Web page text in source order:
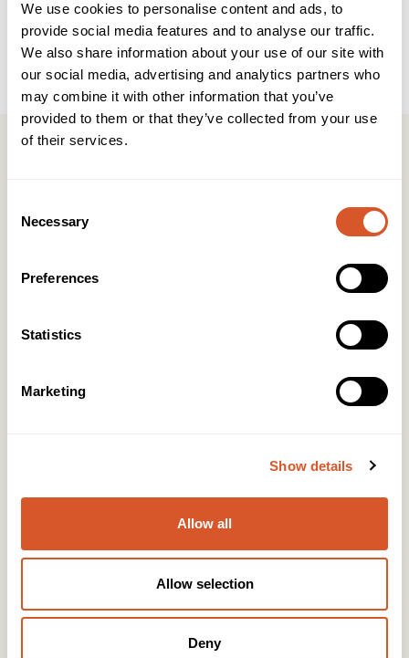
We use cookies to personalise content and ads, to
provide social media features and to analyse our traffic.
We also share information about your use of our site with
our social media, advertising and analytics partners who
may combine it with other information that you’ve
provided to them or that they’ve collected from your use
of their services.
Selection
Necessary
Preferences
Statistics
Marketing
Show details
Allow all
Allow selection
Deny
Håndkrem av høy kvalitet som gir intens og langvarig
fuktighet. Absorberes raskt og etterlater ikke en klebrig
følelse på huden. Nydelig duft av vanilje.
Kontakt
Tlf:23 19 10 00
KONTOR FOTAVDELING
post@biovital.no
Snarveier
Varemerker